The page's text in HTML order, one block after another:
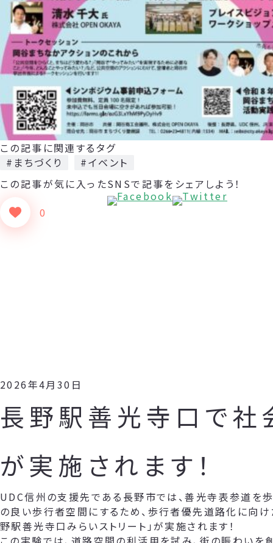
この記事に関連するタグ
#まちづくり
#イベント
この記事が気に入った
0
SNSで記事をシェアしよう！
2026年4月30日
長野駅善光寺口で社
が実施されます！
UDC信州の支援先である長野市では、善光寺表参道を歩
の良い歩行者空間にするため、歩行者優先道路化に向け
野駅善光寺口みらいストリート」が実施されます！